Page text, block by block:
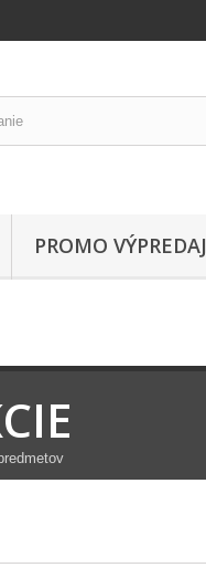
PROMO VÝPREDAJ